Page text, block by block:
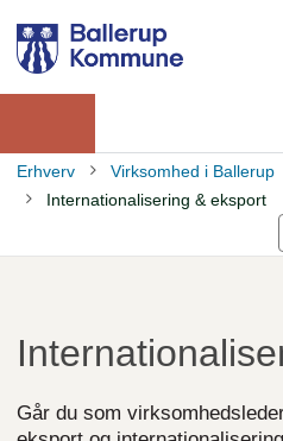
hovedindhold
Primær
navigation
Brødkrumme
Erhverv
Virksomhed i Ballerup
Internationalisering & eksport
Går du som